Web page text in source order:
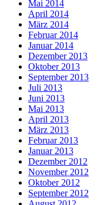
Mai 2014
April 2014
März 2014
Februar 2014
Januar 2014
Dezember 2013
Oktober 2013
September 2013
Juli 2013
Juni 2013
Mai 2013
April 2013
März 2013
Februar 2013
Januar 2013
Dezember 2012
November 2012
Oktober 2012
September 2012